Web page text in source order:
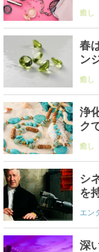
癒し
春
ン
癒し
浄
ク
癒し
シ
を
エン
深